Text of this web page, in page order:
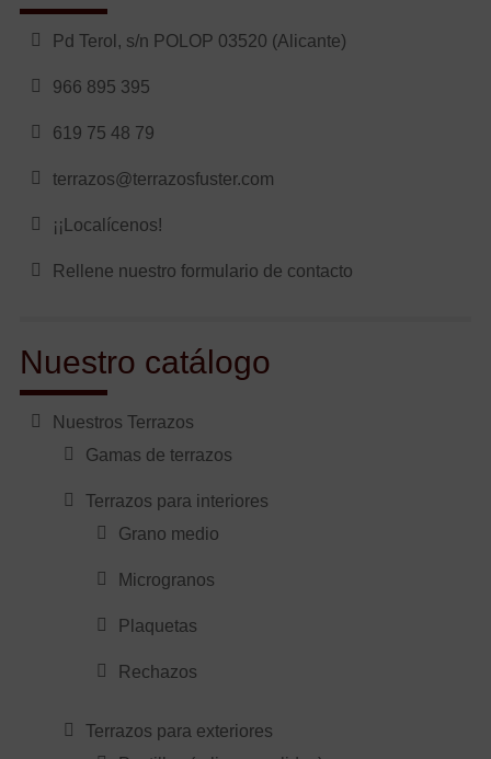
Pd Terol, s/n POLOP 03520 (Alicante)
966 895 395
619 75 48 79
terrazos@terrazosfuster.com
¡¡Localícenos!
Rellene nuestro formulario de contacto
Nuestro catálogo
Nuestros Terrazos
Gamas de terrazos
Terrazos para interiores
Grano medio
Microgranos
Plaquetas
Rechazos
Terrazos para exteriores